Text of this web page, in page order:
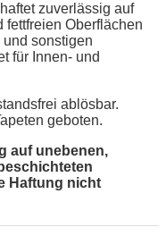
zuverlässig auf
fettfreien Oberflächen
sonstigen
für Innen- und
ablösbar.
geboten.
auf unebenen,
Haftung nicht